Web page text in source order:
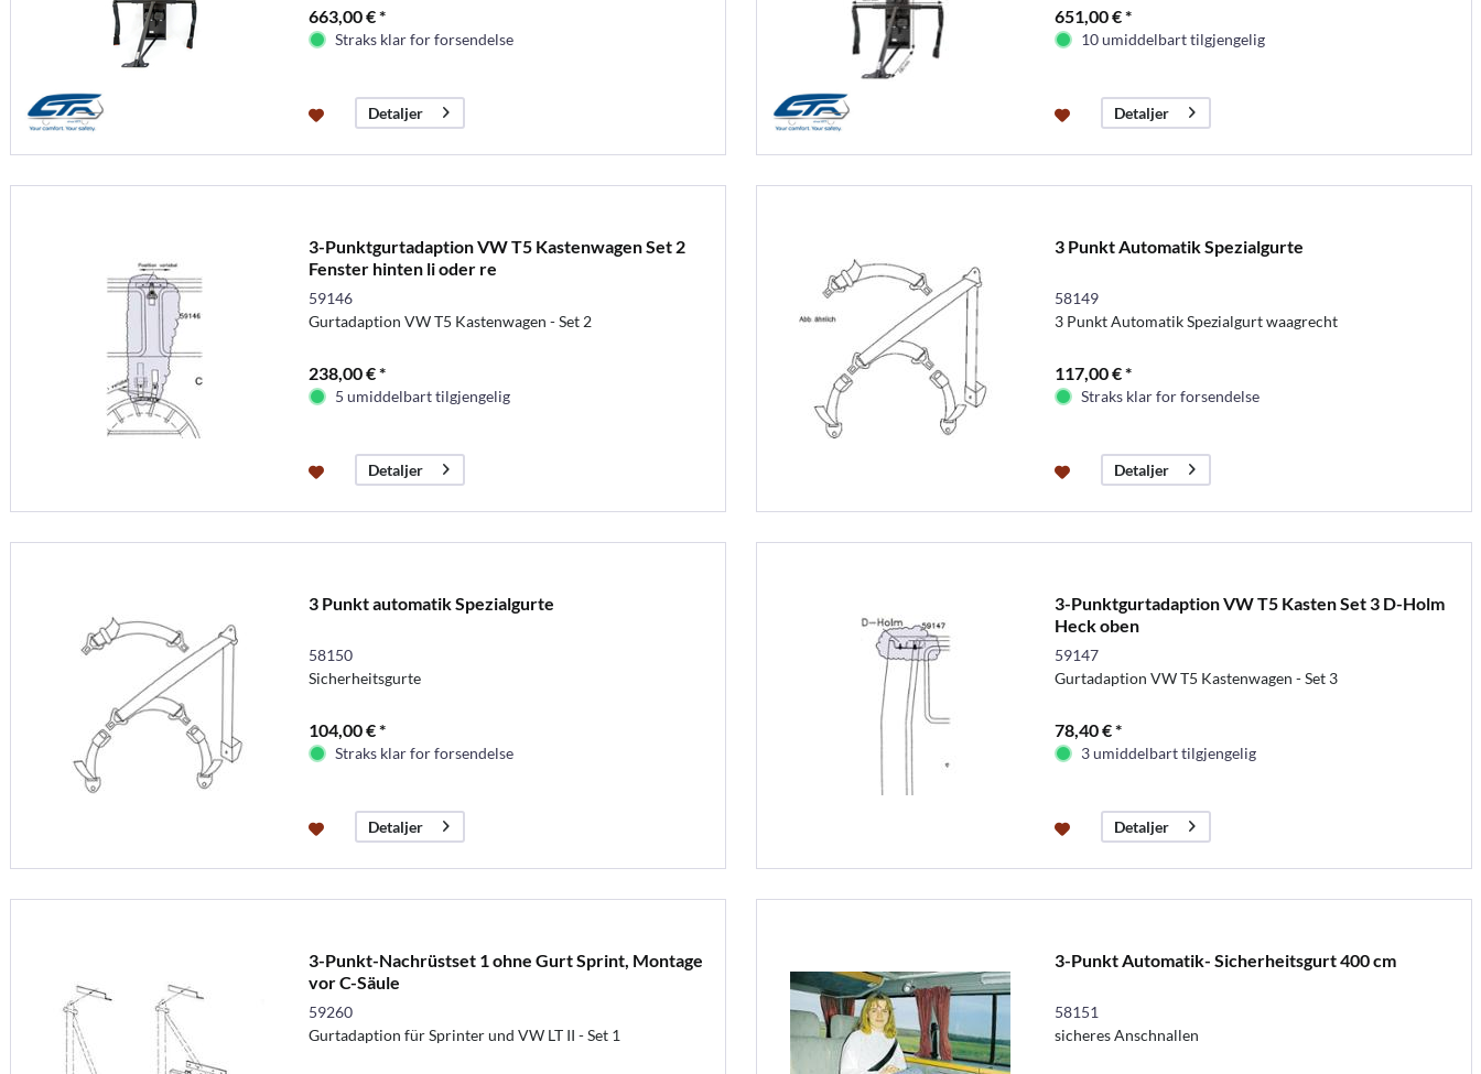
663,00 € *
Straks klar for forsendelse
Detaljer
651,00 € *
10 umiddelbart tilgjengelig
Detaljer
3-Punktgurtadaption VW T5 Kastenwagen Set 2
Fenster hinten li oder re
59146
Gurtadaption VW T5 Kastenwagen - Set 2
238,00 € *
5 umiddelbart tilgjengelig
Detaljer
3 Punkt Automatik Spezialgurte
58149
3 Punkt Automatik Spezialgurt waagrecht
117,00 € *
Straks klar for forsendelse
Detaljer
3 Punkt automatik Spezialgurte
58150
Sicherheitsgurte
104,00 € *
Straks klar for forsendelse
Detaljer
3-Punktgurtadaption VW T5 Kasten Set 3 D-Holm
Heck oben
59147
Gurtadaption VW T5 Kastenwagen - Set 3
78,40 € *
3 umiddelbart tilgjengelig
Detaljer
3-Punkt-Nachrüstset 1 ohne Gurt Sprint, Montage
vor C-Säule
59260
Gurtadaption für Sprinter und VW LT II - Set 1
3-Punkt Automatik- Sicherheitsgurt 400 cm
58151
sicheres Anschnallen